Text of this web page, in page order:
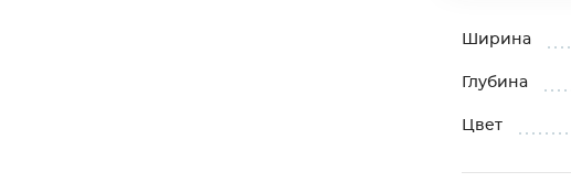
Ширина
Глубина
Цвет